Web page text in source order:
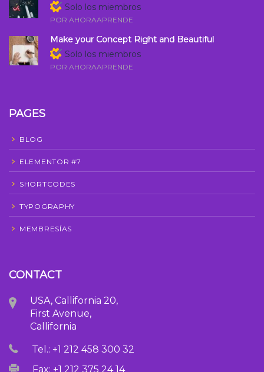
Solo los miembros
POR AHORAAPRENDE
Make your Concept Right and Beautiful
Solo los miembros
POR AHORAAPRENDE
PAGES
BLOG
ELEMENTOR #7
SHORTCODES
TYPOGRAPHY
MEMBRESÍAS
CONTACT
USA, Callifornia 20,
First Avenue,
Callifornia
Tel.: +1 212 458 300 32
Fax: +1 212 375 24 14